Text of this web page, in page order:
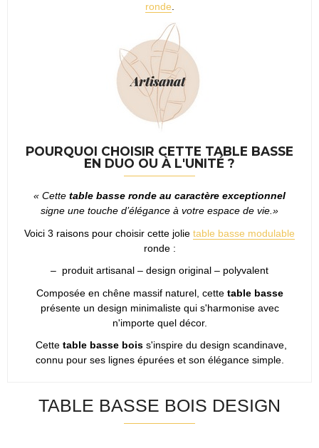
ronde.
POURQUOI CHOISIR CETTE TABLE BASSE
EN DUO OU À L'UNITÉ ?
« Cette table basse ronde au caractère exceptionnel
signe une touche d’élégance à votre espace de vie.»
Voici 3 raisons pour choisir cette jolie table basse modulable
ronde :
– produit artisanal – design original – polyvalent
Composée en chêne massif naturel, cette table basse
présente un design minimaliste qui s'harmonise avec
n'importe quel décor.
Cette table basse boiss'inspire du design scandinave,
connu pour ses lignes épurées et son élégance simple.
TABLE BASSE BOIS DESIGN